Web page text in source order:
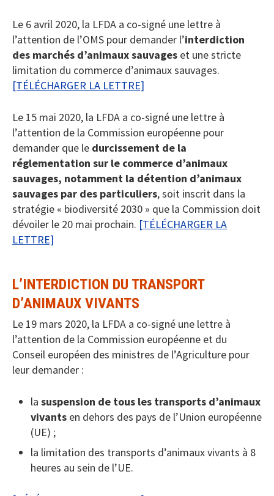
Le 6 avril 2020, la LFDA a co-signé une lettre à
l’attention de l’OMS pour demander l’interdiction
des marchés d’animaux sauvages et une stricte
limitation du commerce d’animaux sauvages.
[TÉLÉCHARGER LA LETTRE]
Le 15 mai 2020, la LFDA a co-signé une lettre à
l’attention de la Commission européenne pour
demander que le durcissement de la
réglementation sur le commerce d’animaux
sauvages, notamment la détention d’animaux
sauvages par des particuliers, soit inscrit dans la
stratégie « biodiversité 2030 » que la Commission doit
dévoiler le 20 mai prochain. [TÉLÉCHARGER LA
LETTRE]
L’INTERDICTION DU TRANSPORT
D’ANIMAUX VIVANTS
Le 19 mars 2020, la LFDA a co-signé une lettre à
l’attention de la Commission européenne et du
Conseil européen des ministres de l’Agriculture pour
leur demander :
la suspension de tous les transports d’animaux
vivants en dehors des pays de l’Union européenne
(UE) ;
la limitation des transports d’animaux vivants à 8
heures au sein de l’UE.